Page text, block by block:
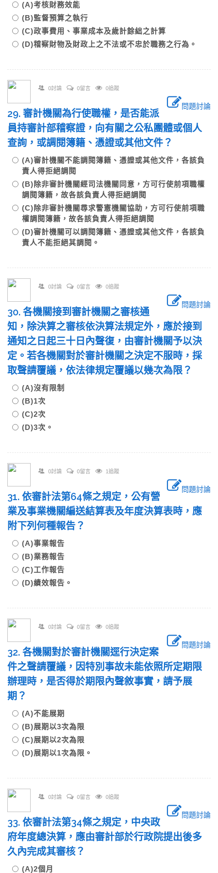
(A)考核財務效能
(B)監督預算之執行
(C)政事費用、事業成本及歲計餘絀之計算
(D)稽察財物及財政上之不法或不忠於職務之行為。
0討論 0留言 0追蹤
問題討論
29. 審計機關為行使職權，是否能派
員持審計部稽察證，向有關之公私團體或個人
查詢，或調閱簿籍、憑證或其他文件？
(A)審計機關不能調閱簿籍、憑證或其他文件，各該負
責人得拒絕調閱
(B)除非審計機關經司法機關同意，方可行使前項職權
調閱簿籍，故各該負責人得拒絕調閱
(C)除非審計機關尋求警憲機關協助，方可行使前項職
權調閱簿籍，故各該負責人得拒絕調閱
(D)審計機關可以調閱簿籍、憑證或其他文件，各該負
責人不能拒絕其調閱。
0討論 0留言 0追蹤
問題討論
30. 各機關接到審計機關之審核通
知，除決算之審核依決算法規定外，應於接到
通知之日起三十日內聲復，由審計機關予以決
定。若各機關對於審計機關之決定不服時，採
取聲請覆議，依法律規定覆議以幾次為限？
(A)沒有限制
(B)1次
(C)2次
(D)3次。
0討論 0留言 1追蹤
問題討論
31. 依審計法第64條之規定，公有營
業及事業機關編送結算表及年度決算表時，應
附下列何種報告？
(A)事業報告
(B)業務報告
(C)工作報告
(D)績效報告。
0討論 0留言 0追蹤
問題討論
32. 各機關對於審計機關逕行決定案
件之聲請覆議，因特別事故未能依照所定期限
辦理時，是否得於期限內聲敘事實，請予展
期？
(A)不能展期
(B)展期以3次為限
(C)展期以2次為限
(D)展期以1次為限。
0討論 0留言 0追蹤
問題討論
33. 依審計法第34條之規定，中央政
府年度總決算，應由審計部於行政院提出後多
久內完成其審核？
(A)2個月